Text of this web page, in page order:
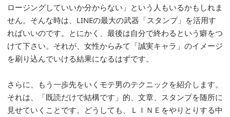
ロージングしていいか分からない」という人もいるかもしれま
せん。そんな時は、LINEの最大の武器「スタンプ」を活用す
ればいいのです。とにかく、最後は自分で終わるという癖をつ
けて下さい。それが、女性からみて「誠実キャラ」のイメージ
を刷り込んでいける結果になるはずです。
さらに、もう一歩先をいくモテ男のテクニックを紹介します。
それは、「既読だけで結構です」的、文章、スタンプを随所に
見せていくことです。どうしても、ＬＩＮＥをやりとりする中